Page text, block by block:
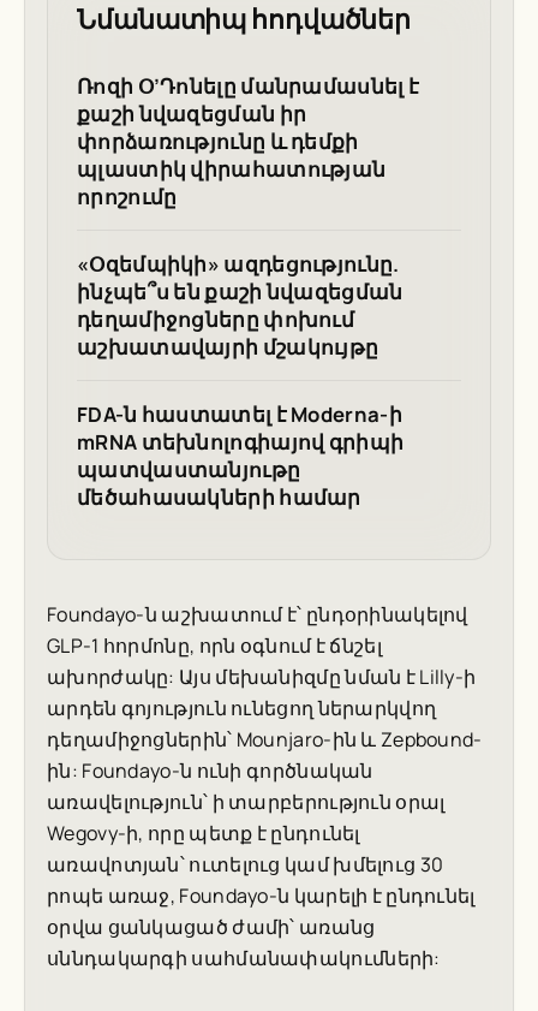
Նմանատիպ հոդվածներ
Ռոզի Օ’Դոնելը մանրամասնել է
քաշի նվազեցման իր
փորձառությունը և դեմքի
պլաստիկ վիրահատության
որոշումը
«Օզեմպիկի» ազդեցությունը.
ինչպե՞ս են քաշի նվազեցման
դեղամիջոցները փոխում
աշխատավայրի մշակույթը
FDA-ն հաստատել է Moderna-ի
mRNA տեխնոլոգիայով գրիպի
պատվաստանյութը
մեծահասակների համար
Foundayo-ն աշխատում է՝ ընդօրինակելով
GLP-1 հորմոնը, որն օգնում է ճնշել
ախորժակը: Այս մեխանիզմը նման է Lilly-ի
արդեն գոյություն ունեցող ներարկվող
դեղամիջոցներին՝ Mounjaro-ին և Zepbound-
ին: Foundayo-ն ունի գործնական
առավելություն՝ ի տարբերություն օրալ
Wegovy-ի, որը պետք է ընդունել
առավոտյան՝ ուտելուց կամ խմելուց 30
րոպե առաջ, Foundayo-ն կարելի է ընդունել
օրվա ցանկացած ժամի՝ առանց
սննդակարգի սահմանափակումների: